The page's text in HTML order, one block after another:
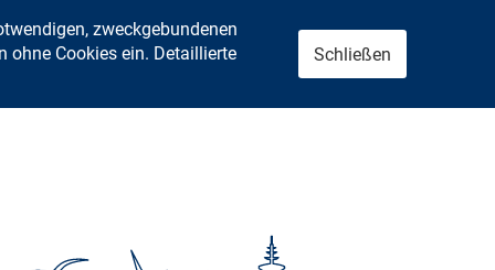
zweckgebundenen
ohne Cookies ein. Detaillierte
Schließen